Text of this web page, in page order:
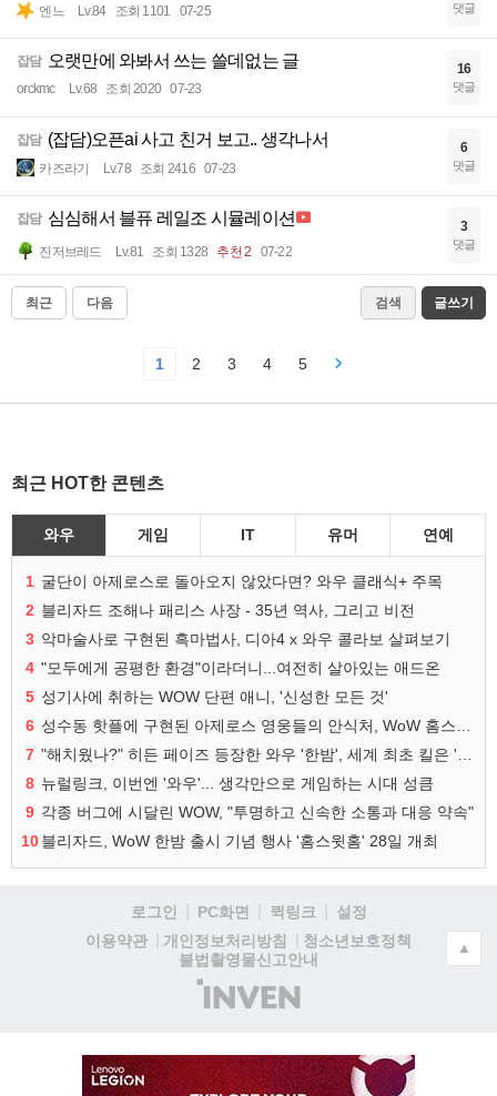
엔느 Lv.84 조회 1101 07-25 댓글
잡담 오랫만에 와봐서 쓰는 쓸데없는 글
orckmc Lv.68 조회 2020 07-23
16
댓글
잡담 (잡담)오픈ai 사고 친거 보고.. 생각나서
카즈라기 Lv.78 조회 2416 07-23
6
댓글
잡담 심심해서 블퓨 레일조 시뮬레이션
진저브레드 Lv.81 조회 1328 추천 2 07-22
3
댓글
최근 다음 검색 글쓰기
1 2 3 4 5
최근 HOT한 콘텐츠
와우 게임 IT 유머 연예
1 굴단이 아제로스로 돌아오지 않았다면? 와우 클래식+ 주목
2 블리자드 조해나 패리스 사장 - 35년 역사, 그리고 비전
3 악마술사로 구현된 흑마법사, 디아4 x 와우 콜라보 살펴보기
4 "모두에게 공평한 환경"이라더니...여전히 살아있는 애드온
5 성기사에 취하는 WOW 단편 애니, '신성한 모든 것'
6
성수동 핫플에 구현된 아제로스 영웅들의 안식처, WoW 홈스윗홈
7
"해치웠나?" 히든 페이즈 등장한 와우 '한밤', 세계 최초 킬은 '팀 리퀴드'
8 뉴럴링크, 이번엔 '와우'... 생각만으로 게임하는 시대 성큼
9 각종 버그에 시달린 WOW, "투명하고 신속한 소통과 대응 약속"
10블리자드, WoW 한밤 출시 기념 행사 '홈스윗홈' 28일 개최
로그인 PC화면 퀵링크
설정
이용약관
개인정보처리방침
청소년보호정책
불법촬영물신고안내
(주)
인
▲